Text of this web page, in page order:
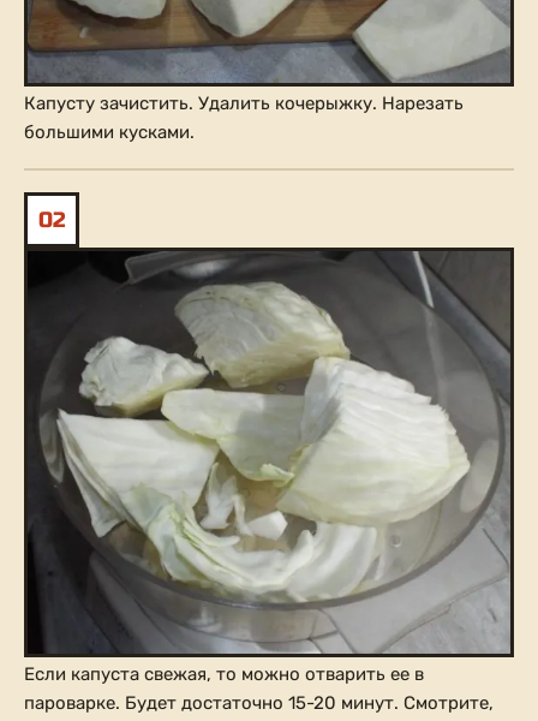
Капусту зачистить. Удалить кочерыжку. Нарезать
большими кусками.
02
Если капуста свежая, то можно отварить ее в
пароварке. Будет достаточно 15-20 минут. Смотрите,